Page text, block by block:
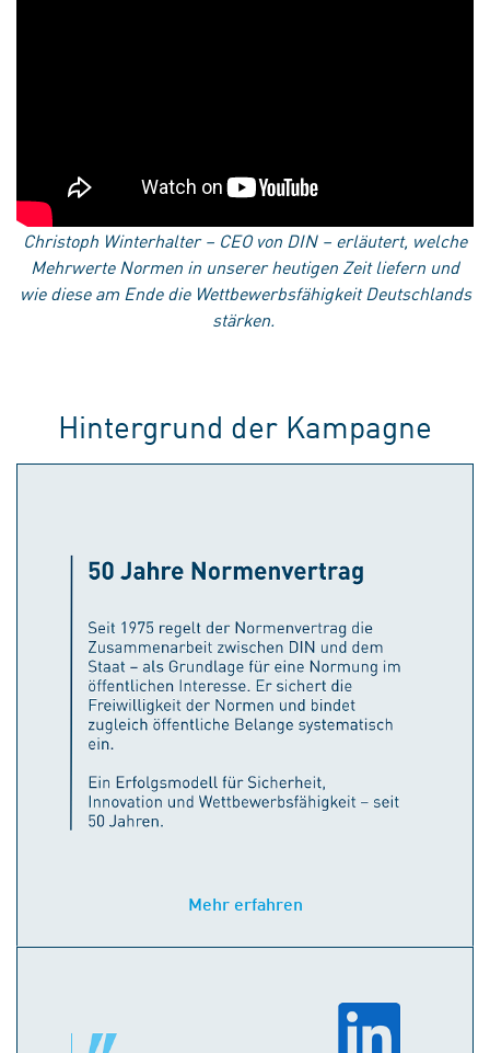
Christoph Winterhalter – CEO von DIN – erläutert, welche
Mehrwerte Normen in unserer heutigen Zeit liefern und
wie diese am Ende die Wettbewerbsfähigkeit Deutschlands
stärken.
Hintergrund der Kampagne
Mehr erfahren